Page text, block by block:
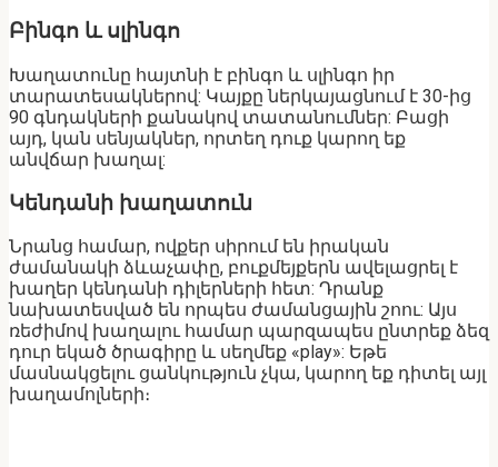
Բինգո և սլինգո
Խաղատունը հայտնի է բինգո և սլինգո իր
տարատեսակներով: Կայքը ներկայացնում է 30-ից
90 գնդակների քանակով տատանումներ: Բացի
այդ, կան սենյակներ, որտեղ դուք կարող եք
անվճար խաղալ:
Կենդանի խաղատուն
Նրանց համար, ովքեր սիրում են իրական
ժամանակի ձևաչափը, բուքմեյքերն ավելացրել է
խաղեր կենդանի դիլերների հետ: Դրանք
նախատեսված են որպես ժամանցային շոու: Այս
ռեժիմով խաղալու համար պարզապես ընտրեք ձեզ
դուր եկած ծրագիրը և սեղմեք «play»: Եթե ​​
մասնակցելու ցանկություն չկա, կարող եք դիտել այլ
խաղամոլների։